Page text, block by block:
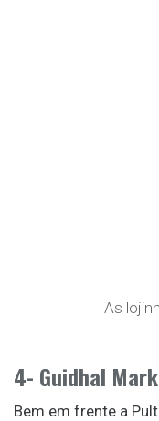
As
4- Guidhal
Bem em frente a